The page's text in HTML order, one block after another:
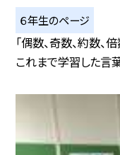
６年生のページ
「偶数、奇数、約数、
これまで学習した言